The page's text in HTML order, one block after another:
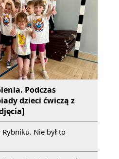
Podczas
dzieci ćwiczą z
Nie był to